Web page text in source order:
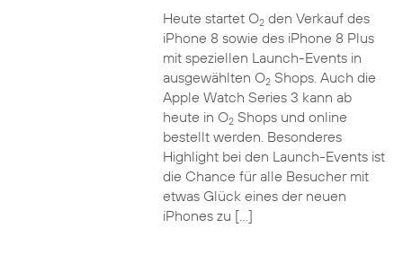
Heute startet O2den Verkauf des
iPhone 8 sowie des iPhone 8 Plus
mit speziellen Launch-Events in
ausgewählten O2Shops. Auch die
Apple Watch Series 3 kann ab
heute in O2Shops und online
bestellt werden. Besonderes
Highlight bei den Launch-Events ist
die Chance für alle Besucher mit
etwas Glück eines der neuen
iPhones zu […]